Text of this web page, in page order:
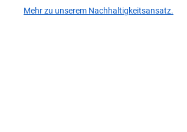
Mehr zu unserem Nachhaltigkeitsansatz.